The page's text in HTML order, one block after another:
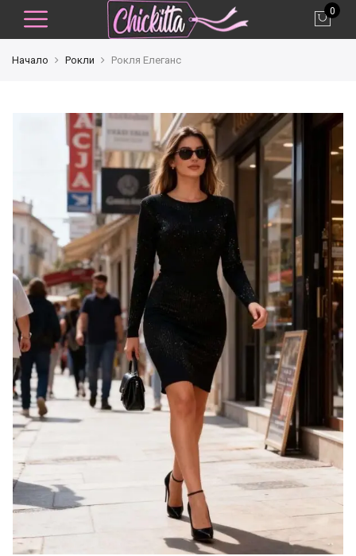
0
Начало Рокли Рокля Елеганс